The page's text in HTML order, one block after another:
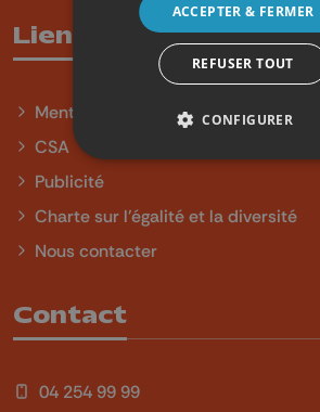
Liens utiles
Mentions légales
CSA
Publicité
Charte sur l'égalité et la diversité
Nous contacter
Contact
04 254 99 99
ACCEPTER & FERMER
REFUSER TOUT
CONFIGURER